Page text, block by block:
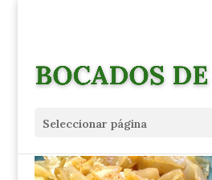
Seleccionar página